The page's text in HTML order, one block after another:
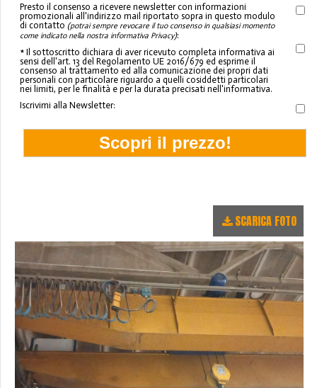
Presto il consenso a ricevere newsletter con informazioni
promozionali all'indirizzo mail riportato sopra in questo modulo
di contatto (potrai sempre revocare il tuo consenso in qualsiasi momento
come indicato nella nostra informativa Privacy):
* Il sottoscritto dichiara di aver ricevuto completa informativa ai
sensi dell'art. 13 del Regolamento UE 2016/679 ed esprime il
consenso al trattamento ed alla comunicazione dei propri dati
personali con particolare riguardo a quelli cosiddetti particolari
nei limiti, per le finalità e per la durata precisati nell'informativa.
Iscrivimi alla Newsletter:
SCARICA FOTO